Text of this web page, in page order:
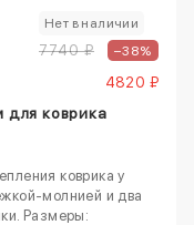
Нет в наличии
7740 ₽ –38%
4820 ₽
для коврика
коврика у
молнией и два
Размеры: